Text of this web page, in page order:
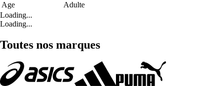
Age
Adulte
Loading...
Loading...
Toutes nos marques